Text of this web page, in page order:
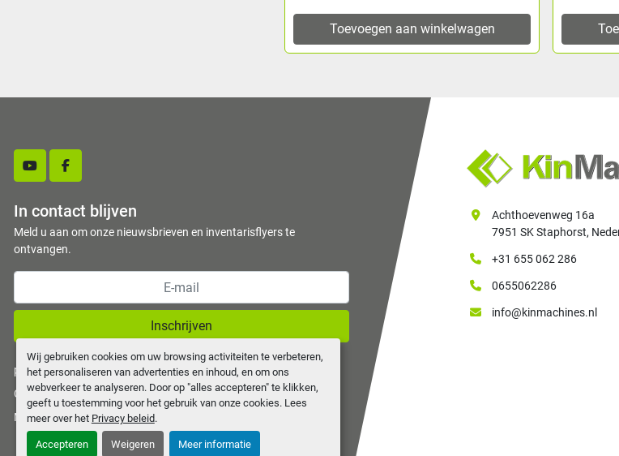
Wij gebruiken cookies om uw browsing activiteiten te verbeteren,
het personaliseren van advertenties en inhoud, en om ons
webverkeer te analyseren. Door op "alles accepteren" te klikken,
geeft u toestemming voor het gebruik van onze cookies. Lees
meer over het Privacy beleid.
Accepteren Weigeren Meer informatie
Toevoegen aan winkelwagen
youtubefacebook
In contact blijven
Meld u aan om onze nieuwsbrieven en inventarisflyers te
ontvangen.
Inschrijven
privacy policy
Cookies beheren
Machinio Systemwebsite door
Achthoevenweg 16a
7951 SK Staphorst,
+31 655 062 286
0655062286
info@kinmachines.nl